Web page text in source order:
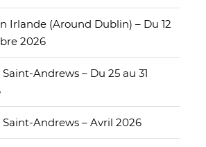
Irlande (Around Dublin) – Du 12
2026
Andrews – Du 25 au 31
Saint-Andrews – Avril 2026